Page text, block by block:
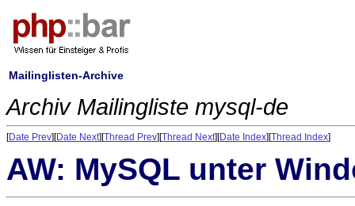
Mailinglisten-Archive
Archiv Mailingliste mysql-de
[Date Prev][Date Next][Thread Prev][Thread Next][Date Index][Thread Index]
AW: MySQL unter